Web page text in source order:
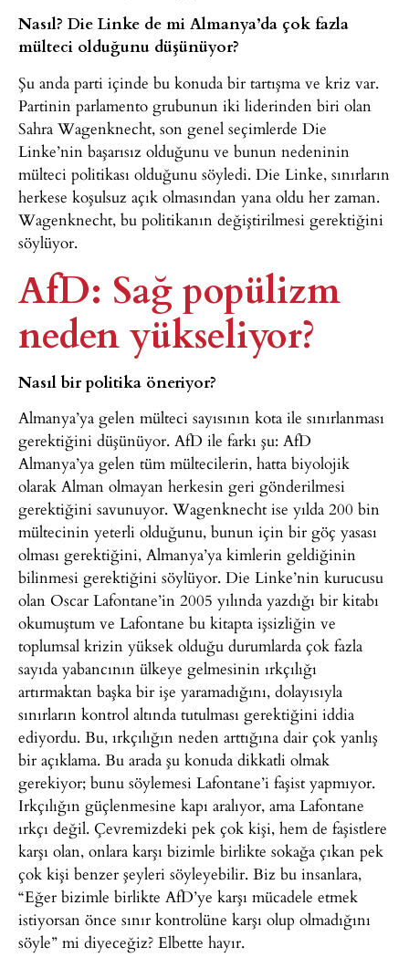
Nasıl? Die Linke de mi Almanya’da çok fazla
mülteci olduğunu düşünüyor?
Şu anda parti içinde bu konuda bir tartışma ve kriz var.
Partinin parlamento grubunun iki liderinden biri olan
Sahra Wagenknecht, son genel seçimlerde Die
Linke’nin başarısız olduğunu ve bunun nedeninin
mülteci politikası olduğunu söyledi. Die Linke, sınırların
herkese koşulsuz açık olmasından yana oldu her zaman.
Wagenknecht, bu politikanın değiştirilmesi gerektiğini
söylüyor.
AfD: Sağ popülizm
neden yükseliyor?
Nasıl bir politika öneriyor?
Almanya’ya gelen mülteci sayısının kota ile sınırlanması
gerektiğini düşünüyor. AfD ile farkı şu: AfD
Almanya’ya gelen tüm mültecilerin, hatta biyolojik
olarak Alman olmayan herkesin geri gönderilmesi
gerektiğini savunuyor. Wagenknecht ise yılda 200 bin
mültecinin yeterli olduğunu, bunun için bir göç yasası
olması gerektiğini, Almanya’ya kimlerin geldiğinin
bilinmesi gerektiğini söylüyor. Die Linke’nin kurucusu
olan Oscar Lafontane’in 2005 yılında yazdığı bir kitabı
okumuştum ve Lafontane bu kitapta işsizliğin ve
toplumsal krizin yüksek olduğu durumlarda çok fazla
sayıda yabancının ülkeye gelmesinin ırkçılığı
artırmaktan başka bir işe yaramadığını, dolayısıyla
sınırların kontrol altında tutulması gerektiğini iddia
ediyordu. Bu, ırkçılığın neden arttığına dair çok yanlış
bir açıklama. Bu arada şu konuda dikkatli olmak
gerekiyor; bunu söylemesi Lafontane’i faşist yapmıyor.
Irkçılığın güçlenmesine kapı aralıyor, ama Lafontane
ırkçı değil. Çevremizdeki pek çok kişi, hem de faşistlere
karşı olan, onlara karşı bizimle birlikte sokağa çıkan pek
çok kişi benzer şeyleri söyleyebilir. Biz bu insanlara,
“Eğer bizimle birlikte AfD’ye karşı mücadele etmek
istiyorsan önce sınır kontrolüne karşı olup olmadığını
söyle” mi diyeceğiz? Elbette hayır.